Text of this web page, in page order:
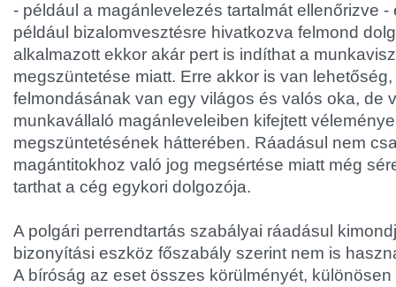
- például a magánlevelezés tartalmát ellenőrizve -
például bizalomvesztésre hivatkozva felmond
alkalmazott ekkor akár pert is indíthat a
megszüntetése miatt. Erre akkor is van
felmondásának van egy világos és valós oka, de
munkavállaló magánleveleiben kifejtett
megszüntetésének hátterében. Ráadásul nem
magántitokhoz való jog megsértése miatt még
tarthat a cég egykori dolgozója.
A polgári perrendtartás szabályai ráadásul
bizonyítási eszköz főszabály szerint nem is
A bíróság az eset összes körülményét,